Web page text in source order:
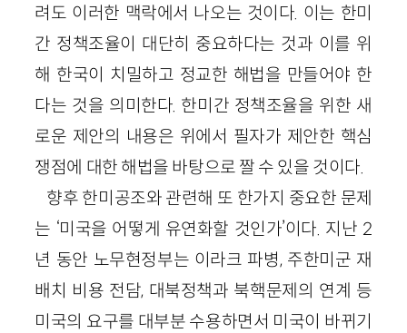
려도 이러한 맥락에서 나오는 것이다. 이는 한미
간 정책조율이 대단히 중요하다는 것과 이를 위
해 한국이 치밀하고 정교한 해법을 만들어야 한
다는 것을 의미한다. 한미간 정책조율을 위한 새
로운 제안의 내용은 위에서 필자가 제안한 핵심
쟁점에 대한 해법을 바탕으로 짤 수 있을 것이다.
향후 한미공조와 관련해 또 한가지 중요한 문제
는 ‘미국을 어떻게 유연화할 것인가’이다. 지난 2
년 동안 노무현정부는 이라크 파병, 주한미군 재
배치 비용 전담, 대북정책과 북핵문제의 연계 등
미국의 요구를 대부분 수용하면서 미국이 바뀌기